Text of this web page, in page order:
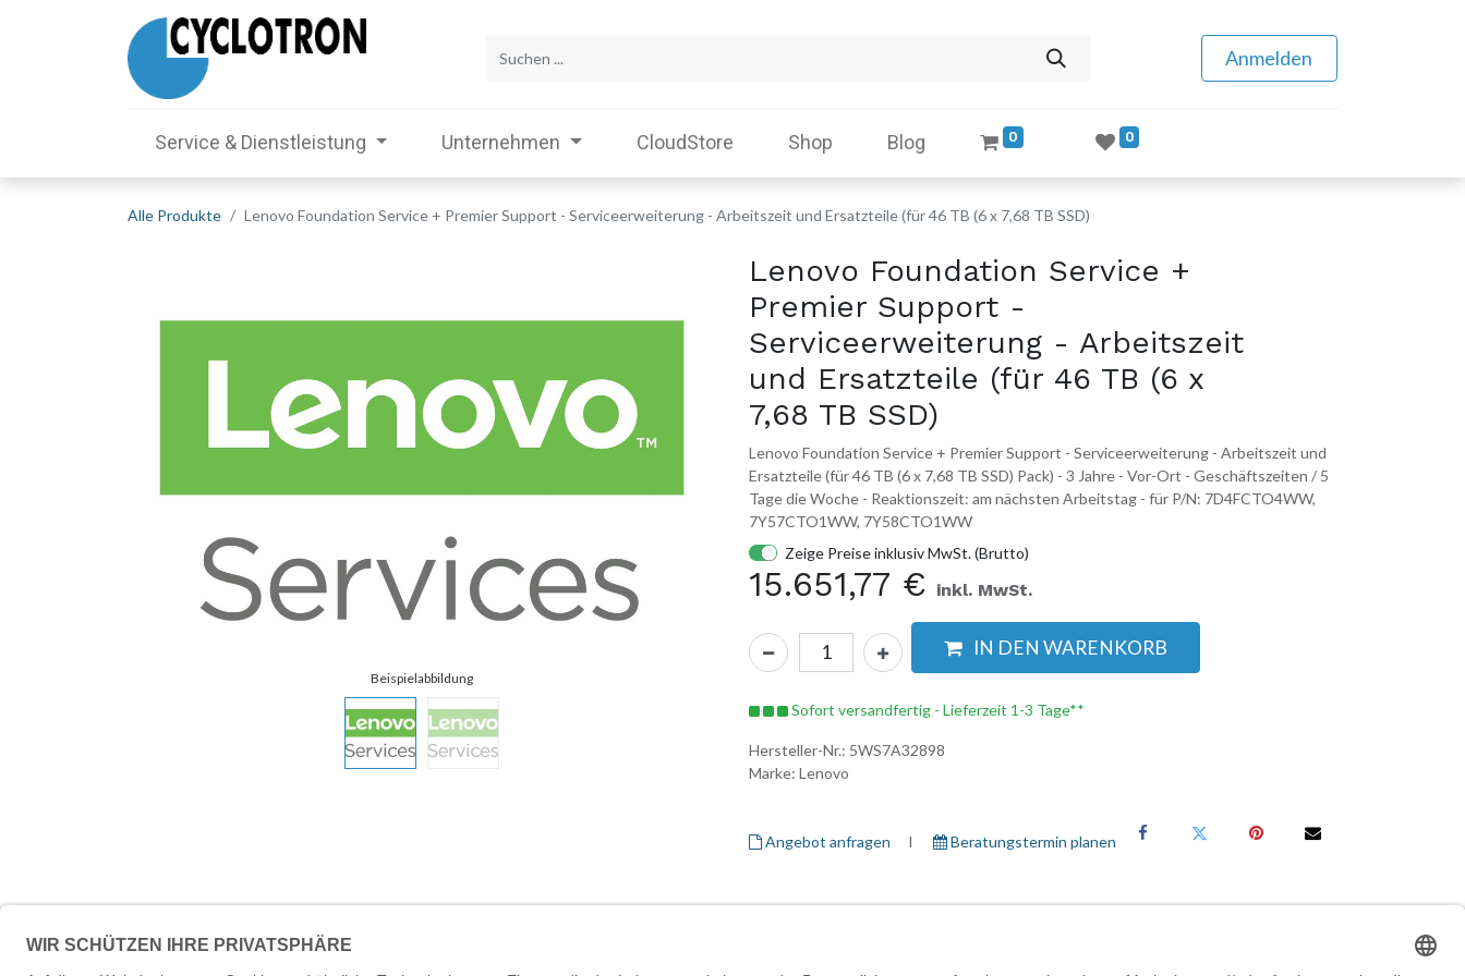
Anmelden
Service & Dienstleistung Unternehmen CloudStore Shop Blog 0 0
Alle Produkte Lenovo Foundation Service + Premier Support - Serviceerweiterung - Arbeitszeit und Ersatzteile (für 46 TB (6 x 7,68 TB SSD)
Lenovo Foundation Service +
Premier Support -
Serviceerweiterung - Arbeitszeit
und Ersatzteile (für 46 TB (6 x
7,68 TB SSD)
Lenovo Foundation Service + Premier Support - Serviceerweiterung - Arbeitszeit und
Ersatzteile (für 46 TB (6 x 7,68 TB SSD) Pack) - 3 Jahre - Vor-Ort - Geschäftszeiten / 5
Tage die Woche - Reaktionszeit: am nächsten Arbeitstag - für P/N: 7D4FCTO4WW,
7Y57CTO1WW, 7Y58CTO1WW
Zeige Preise inklusiv MwSt. (Brutto)
15.651,77 € inkl. MwSt.
IN DEN WARENKORB
Sofort versandfertig - Lieferzeit 1-3 Tage**
Hersteller-Nr.: 5WS7A32898
Marke: Lenovo
Angebot anfragen I ​ Beratungstermin planen
Beschreibung